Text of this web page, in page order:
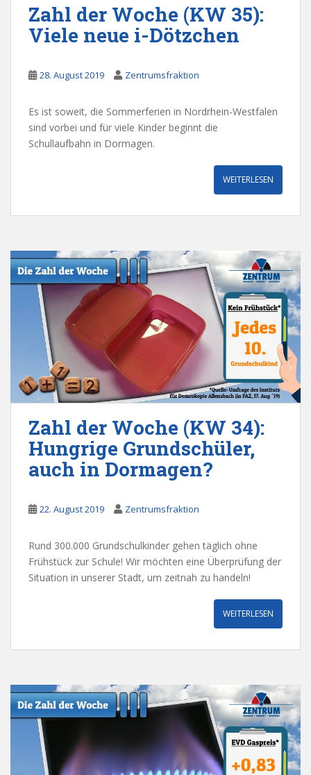
Zahl der Woche (KW 35):
Viele neue i-Dötzchen
28. August 2019 Zentrumsfraktion
Es ist soweit, die Sommerferien in Nordrhein-Westfalen
sind vorbei und für viele Kinder beginnt die
Schullaufbahn in Dormagen.
WEITERLESEN
Zahl der Woche (KW 34):
Hungrige Grundschüler,
auch in Dormagen?
22. August 2019 Zentrumsfraktion
Rund 300.000 Grundschulkinder gehen täglich ohne
Frühstück zur Schule! Wir möchten eine Überprüfung der
Situation in unserer Stadt, um zeitnah zu handeln!
WEITERLESEN